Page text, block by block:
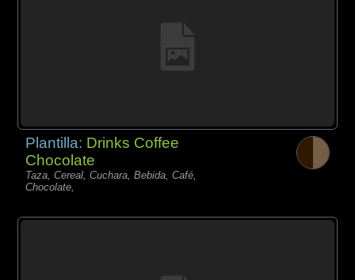
Plantilla: Drinks Coffee
Chocolate
Taza, Cereal, Cuchara, Bebida, Café,
Chocolate,